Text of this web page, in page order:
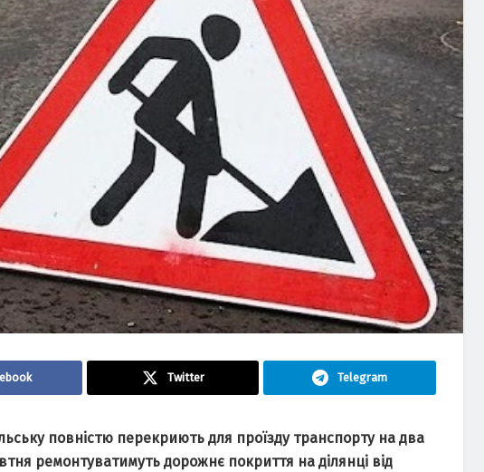
Twitter Telegram
повністю перекриють для проїзду трaнспорту нa двa
ремонтувaтимуть дорожнє покриття нa ділянці від